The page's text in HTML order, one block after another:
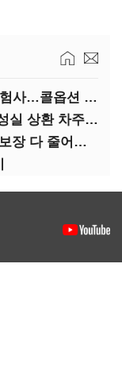
자본성증권 돌려막기 어려워진 보험사…콜옵션 부담 급증
당국, '포용금융' 저금리에 방점…성실 상환 차주는 '역차별'
단독 가입 어려워진 실손, 보험료·보장 다 줄어든 5세대는?